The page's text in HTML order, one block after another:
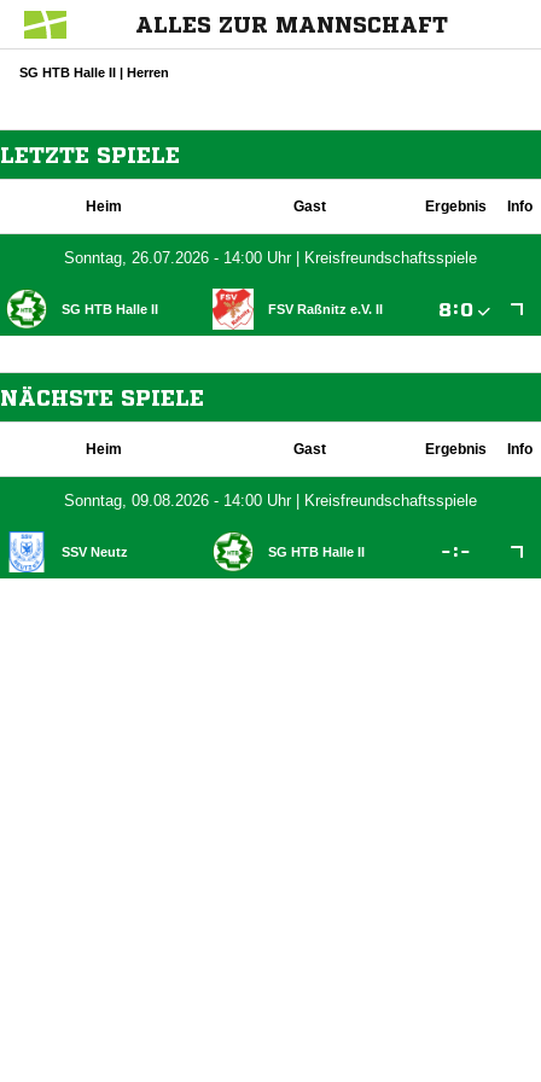
ALLES ZUR MANNSCHAFT
SG HTB Halle II | Herren
LETZTE SPIELE
Heim Gast Ergebnis Info
Sonntag, 26.07.2026 - 14:00 Uhr | Kreisfreundschaftsspiele
SG HTB Halle II FSV Raßnitz e.V. II :
NÄCHSTE SPIELE
Heim Gast Ergebnis Info
Sonntag, 09.08.2026 - 14:00 Uhr | Kreisfreundschaftsspiele
SSV Neutz SG HTB Halle II :